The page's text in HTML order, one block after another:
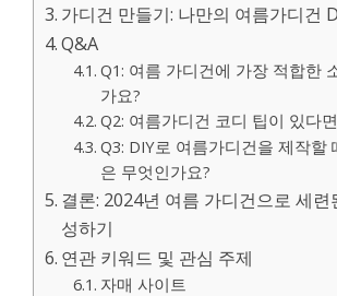
가디건 만들기: 나만의 여름가디건
Q&A
Q1: 여름 가디건에 가장 적합한
가요?
Q2: 여름가디건 코디 팁이 있다
Q3: DIY로 여름가디건을 제작할
은 무엇인가요?
결론: 2024년 여름 가디건으로 세련
성하기
연관 키워드 및 관심 주제
자매 사이트